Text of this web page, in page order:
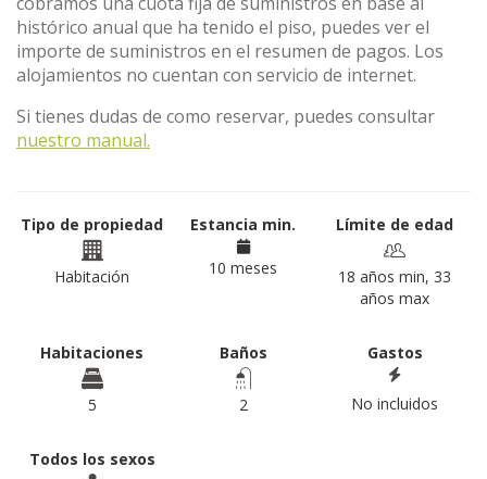
histórico anual que ha tenido el piso, puedes ver el
importe de suministros en el resumen de pagos. Los
alojamientos no cuentan con servicio de internet.
Si tienes dudas de como reservar, puedes consultar
nuestro manual.
Tipo de propiedad
Habitación
Estancia min.
10 meses
Límite de edad
18 años min, 33
años max
Habitaciones
5
Baños
2
Gastos
No incluidos
Todos los sexos